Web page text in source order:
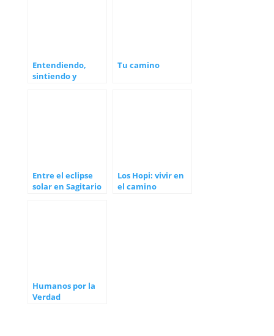
Entendiendo,
sintiendo y
Tu camino
Entre el eclipse
solar en Sagitario
Los Hopi: vivir en
el camino
Humanos por la
Verdad